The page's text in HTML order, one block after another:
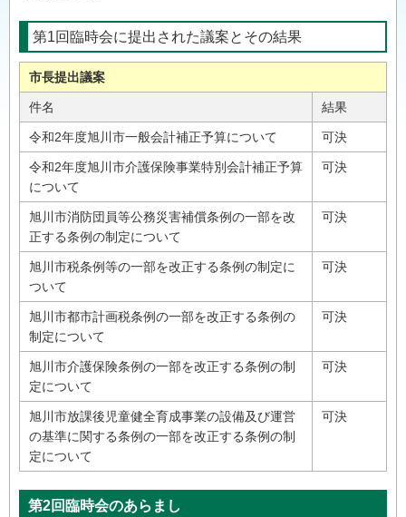
第1回臨時会に提出された議案とその結果
市長提出議案
件名 結果
令和2年度旭川市一般会計補正予算について 可決
令和2年度旭川市介護保険事業特別会計補正予算
について
可決
旭川市消防団員等公務災害補償条例の一部を改
正する条例の制定について
可決
旭川市税条例等の一部を改正する条例の制定に
ついて
可決
旭川市都市計画税条例の一部を改正する条例の
制定について
可決
旭川市介護保険条例の一部を改正する条例の制
定について
可決
旭川市放課後児童健全育成事業の設備及び運営
の基準に関する条例の一部を改正する条例の制
定について
可決
第2回臨時会のあらまし